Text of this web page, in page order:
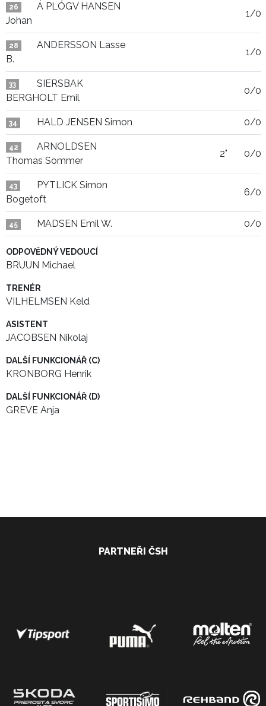
26
Á PLÓGV HANSEN
Johan
1/0
28
ANDERSSON Lasse
B.
1/0
33
SIERSBAK
BERGHOLT Emil
0/0
34 HALD JENSEN Simon 0/0
42
ARNOLDSEN
Thomas Sommer
2" 0/0
43
PYTLICK Simon
Bogetoft
6/0
45 MADSEN Emil W. 0/0
ODPOVĚDNÝ VEDOUCÍ
BRUUN Michael
TRENÉR
VILHELMSEN Keld
ASISTENT
JACOBSEN Nikolaj
DALŠÍ FUNKCIONÁŘ (C)
KRONBORG Henrik
DALŠÍ FUNKCIONÁŘ (D)
GREVE Anja
PARTNEŘI ČSH